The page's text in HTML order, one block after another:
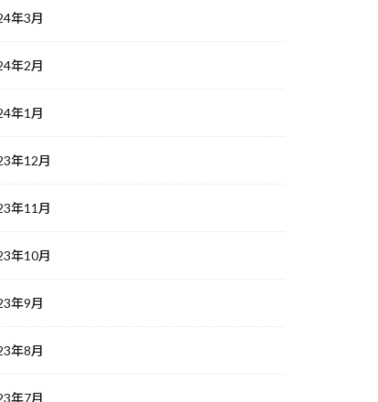
年3月
年2月
年1月
年12月
年11月
年10月
年9月
年8月
年7月